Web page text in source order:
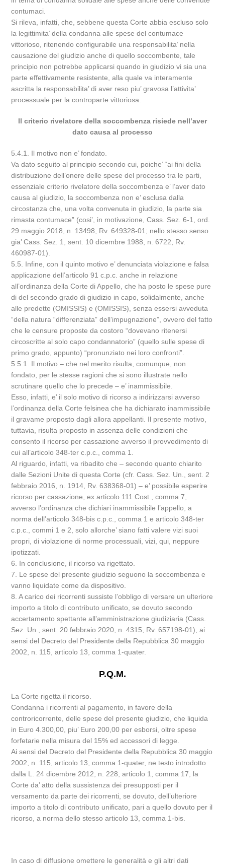
contumaci.
Si rileva, infatti, che, sebbene questa Corte abbia escluso solo
la legittimita’ della condanna alle spese del contumace
vittorioso, ritenendo configurabile una responsabilita’ nella
causazione del giudizio anche di quello soccombente, tale
principio non potrebbe applicarsi quando in giudizio vi sia una
parte effettivamente resistente, alla quale va interamente
ascritta la responsabilita’ di aver reso piu’ gravosa l’attivita’
processuale per la controparte vittoriosa.
Il criterio rivelatore della soccombenza risiede nell’aver
dato causa al processo
5.4.1. Il motivo non e’ fondato.
Va dato seguito al principio secondo cui, poiche’ “ai fini della
distribuzione dell’onere delle spese del processo tra le parti,
essenziale criterio rivelatore della soccombenza e’ l’aver dato
causa al giudizio, la soccombenza non e’ esclusa dalla
circostanza che, una volta convenuta in giudizio, la parte sia
rimasta contumace” (cosi’, in motivazione, Cass. Sez. 6-1, ord.
29 maggio 2018, n. 13498, Rv. 649328-01; nello stesso senso
gia’ Cass. Sez. 1, sent. 10 dicembre 1988, n. 6722, Rv.
460987-01).
5.5. Infine, con il quinto motivo e’ denunciata violazione e falsa
applicazione dell’articolo 91 c.p.c. anche in relazione
all’ordinanza della Corte di Appello, che ha posto le spese pure
di del secondo grado di giudizio in capo, solidalmente, anche
alle predette (OMISSIS) e (OMISSIS), senza essersi avveduta
“della natura “differenziata” dell’impugnazione”, ovvero del fatto
che le censure proposte da costoro “dovevano ritenersi
circoscritte al solo capo condannatorio” (quello sulle spese di
primo grado, appunto) “pronunziato nei loro confronti”.
5.5.1. Il motivo – che nel merito risulta, comunque, non
fondato, per le stesse ragioni che si sono illustrate nello
scrutinare quello che lo precede – e’ inammissibile.
Esso, infatti, e’ il solo motivo di ricorso a indirizzarsi avverso
l’ordinanza della Corte felsinea che ha dichiarato inammissibile
il gravame proposto dagli allora appellanti. Il presente motivo,
tuttavia, risulta proposto in assenza delle condizioni che
consento il ricorso per cassazione avverso il provvedimento di
cui all’articolo 348-ter c.p.c., comma 1.
Al riguardo, infatti, va ribadito che – secondo quanto chiarito
dalle Sezioni Unite di questa Corte (cfr. Cass. Sez. Un., sent. 2
febbraio 2016, n. 1914, Rv. 638368-01) – e’ possibile esperire
ricorso per cassazione, ex articolo 111 Cost., comma 7,
avverso l’ordinanza che dichiari inammissibile l’appello, a
norma dell’articolo 348-bis c.p.c., comma 1 e articolo 348-ter
c.p.c., commi 1 e 2, solo allorche’ siano fatti valere vizi suoi
propri, di violazione di norme processuali, vizi, qui, neppure
ipotizzati.
6. In conclusione, il ricorso va rigettato.
7. Le spese del presente giudizio seguono la soccombenza e
vanno liquidate come da dispositivo.
8. A carico dei ricorrenti sussiste l’obbligo di versare un ulteriore
importo a titolo di contributo unificato, se dovuto secondo
accertamento spettante all’amministrazione giudiziaria (Cass.
Sez. Un., sent. 20 febbraio 2020, n. 4315, Rv. 657198-01), ai
sensi del Decreto del Presidente della Repubblica 30 maggio
2002, n. 115, articolo 13, comma 1-quater.
P.Q.M.
La Corte rigetta il ricorso.
Condanna i ricorrenti al pagamento, in favore della
controricorrente, delle spese del presente giudizio, che liquida
in Euro 4.300,00, piu’ Euro 200,00 per esborsi, oltre spese
forfetarie nella misura del 15% ed accessori di legge.
Ai sensi del Decreto del Presidente della Repubblica 30 maggio
2002, n. 115, articolo 13, comma 1-quater, ne testo introdotto
dalla L. 24 dicembre 2012, n. 228, articolo 1, comma 17, la
Corte da’ atto della sussistenza dei presupposti per il
versamento da parte dei ricorrenti, se dovuto, dell’ulteriore
importo a titolo di contributo unificato, pari a quello dovuto per il
ricorso, a norma dello stesso articolo 13, comma 1-bis.
In caso di diffusione omettere le generalità e gli altri dati